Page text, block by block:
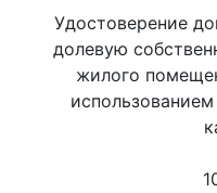
Удостоверение
долевую
жилого